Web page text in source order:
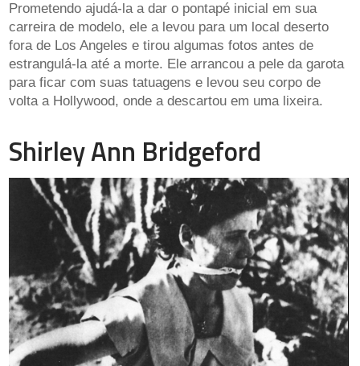
Prometendo ajudá-la a dar o pontapé inicial em sua
carreira de modelo, ele a levou para um local deserto
fora de Los Angeles e tirou algumas fotos antes de
estrangulá-la até a morte. Ele arrancou a pele da garota
para ficar com suas tatuagens e levou seu corpo de
volta a Hollywood, onde a descartou em uma lixeira.
Shirley Ann Bridgeford